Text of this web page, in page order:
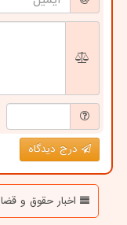
درج دیدگاه
اخبار حقوق و قضا